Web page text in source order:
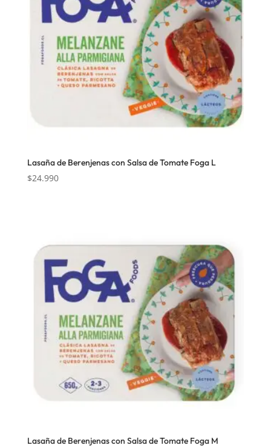
Lasaña de Berenjenas con Salsa de Tomate Foga L
$24.990
Lasaña de Berenjenas con Salsa de Tomate Foga M